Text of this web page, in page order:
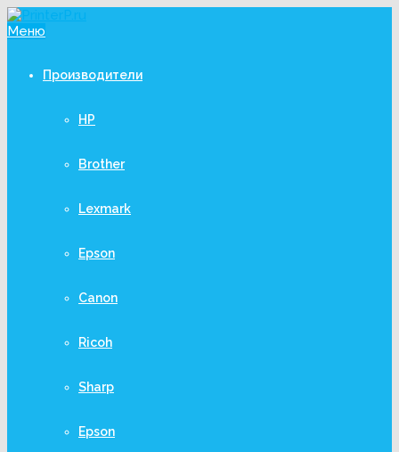
Меню
Производители
HP
Brother
Lexmark
Epson
Canon
Ricoh
Sharp
Epson